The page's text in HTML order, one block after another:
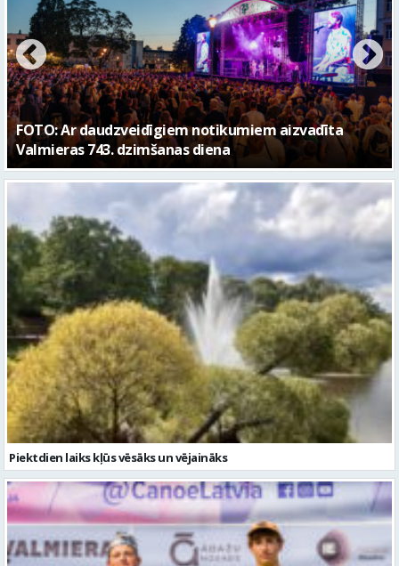
FOTO: Valmieras pilsētas svētku gājiens 2026
Piektdien laiks kļūs vēsāks un vējaināks